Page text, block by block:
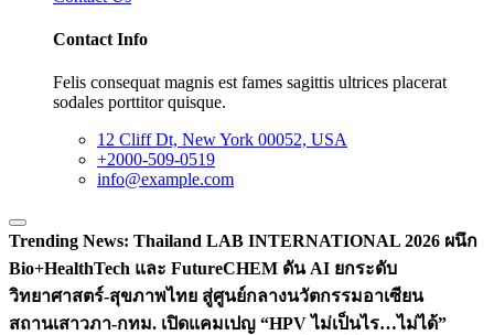
Contact Info
Felis consequat magnis est fames sagittis ultrices placerat
sodales porttitor quisque.
12 Cliff Dt, New York 00052, USA
+2000-509-0519
info@example.com
Trending News: Thailand LAB INTERNATIONAL 2026 ผนึก
Bio+HealthTech และ FutureCHEM ดัน AI ยกระดับ
วิทยาศาสตร์-สุขภาพไทย สู่ศูนย์กลางนวัตกรรมอาเซียน
สถานเสาวภา-กทม. เปิดแคมเปญ “HPV ไม่เป็นไร…ไม่ได้”